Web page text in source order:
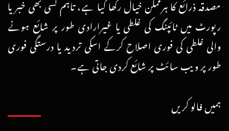
مصدقہ ذرائع کا ہرممکن خیال رکھا گیا ہے، تاہم کسی بھی خبر یا
رپورٹ میں ٹائپنگ کی غلطی یا غیرارادی طور پر شائع ہونے
والی غلطی کی فوری اصلاح کرکے اسکی تردید یا درستگی فوری
طور پر ویب سائٹ پر شائع کردی جاتی ہے۔
ہمیں فالو کریں